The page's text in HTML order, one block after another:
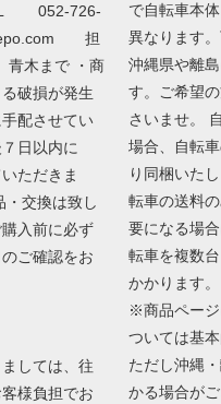
052-726-
担
木まで ・商
破損が発生
配させてい
日以内に
ただきま
・交換は致し
入前に必ず
ご確認をお
しては、往
様負担でお
で自転車本
異なります
沖縄県や離
す。ご希望
さいませ。
場合、自転
り同梱いた
転車の送料
要になる場
転車を複数
かかります。
※商品ページ
ついては基
ただし沖縄
かる場合がご